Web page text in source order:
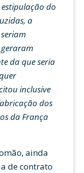
do
a
da que seria
inclusive
dos
da França
ainda
de contrato